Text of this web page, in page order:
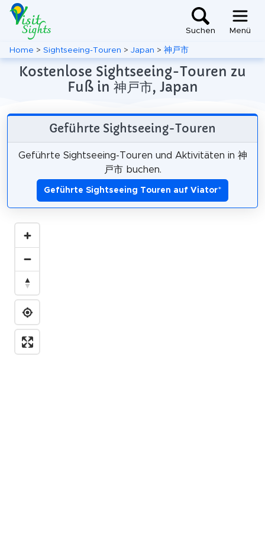
Suchen Menü
Home > Sightseeing-Touren > Japan > 神戸市
Kostenlose Sightseeing-Touren zu
Fuß in 神戸市, Japan
Geführte Sightseeing-Touren
Geführte Sightseeing-Touren und Aktivitäten in 神
戸市 buchen.
Geführte Sightseeing Touren auf Viator*